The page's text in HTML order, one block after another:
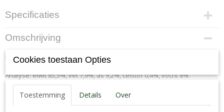
Specificaties
Productcode
118-K
EAN code
7,09E+12
Productcode leverancier
118-K
Bruto gewicht
Omschrijving
Aanvullend diervoeder voor honden
Analyse: eiwit 85,5%, vet 7,9%, as 9,2%, celstof 0,4%, vocht 8%.
Koel en droog bewaren. Zorg altijd voor voldoende vers water.
Cookies toestaan Opties
Toestemming Details Over